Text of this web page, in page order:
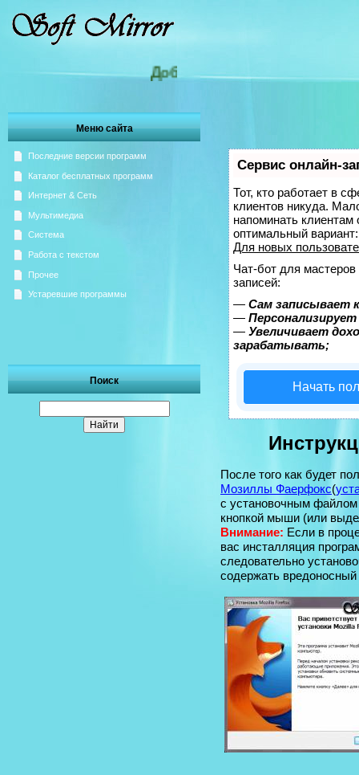
Добро пожаловать на Зеркало
Меню сайта
Последние версии программ
Каталог бесплатных программ
Интернет & Сеть
Мультимедиа
Система
Работа с текстом
Прочее
Устаревшие программы
Поиск
Сервис онлайн-
Тот, кто работает в
клиентов никуда.
напоминать
оптимальный
Для новых
Чат-бот для
записей:
— Сам записывает
—
— Увеличивает
зарабатывать;
Начать
После того как будет
Мозиллы Фаерфокс(
с установочным файлом
кнопкой мыши (или
Внимание: Если в
вас инсталляция
следовательно
содержать